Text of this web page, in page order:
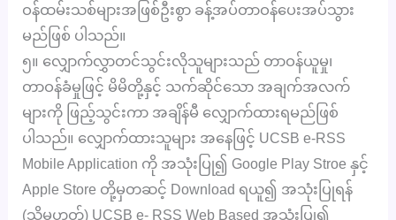
ဝန်ထမ်းသစ်များအဖြစ်ဦးစွာ ခန့်အပ်တာဝန်ပေးအပ်သွား
မည်ဖြစ် ပါသည်။
၅။ လျှောက်လွှာတင်သွင်းလိုသူများသည် တာဝန်ယူမှု၊
တာဝန်ခံမှုဖြင့် မိမိတို့နှင့် သက်ဆိုင်သော အချက်အလက်
များကို ဖြည့်သွင်းကာ အချိန်မီ လျှောက်ထားရမည်ဖြစ်
ပါသည်။ လျှောက်ထားသူများ အနေဖြင့် UCSB e-RSS
Mobile Application ကို အသုံးပြု၍ Google Play Stroe နှင့်
Apple Store တို့မှတဆင့် Download ရယူ၍ အသုံးပြုရန်
(သို့မဟုတ်) UCSB e- RSS Web Based အသုံးပြု၍